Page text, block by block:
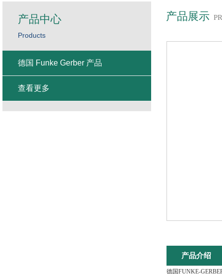
产品展示
产品介绍
德国FUNKE-
产品中心
Products
德国 Funke Gerber 产品
查看更多